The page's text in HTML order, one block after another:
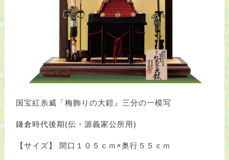
国宝紅糸威「梅飾りの大鎧』三分の一模写
鎌倉時代後期(伝・源義家公所用)
【サイズ】 間口１０５ｃｍ×奥行５５ｃｍ